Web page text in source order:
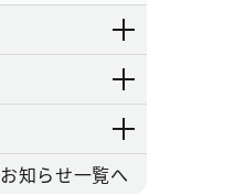
お知らせ一覧へ